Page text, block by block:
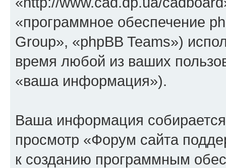
«программное обеспечение
Group», «phpBB Teams»)
время любой из ваших
«ваша информация»).
Ваша информация
просмотр «Форум сайта
к созданию программным